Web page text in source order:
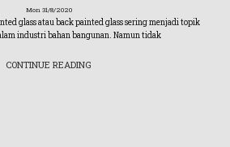
Mon 31/8/2020
glass atau back painted glass sering menjadi topik
industri bahan bangunan. Namun tidak
CONTINUE READING